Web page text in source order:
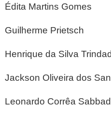
Édita Martins Gomes
Guilherme Prietsch
Henrique da Silva
Jackson Oliveira dos
Leonardo Corrêa